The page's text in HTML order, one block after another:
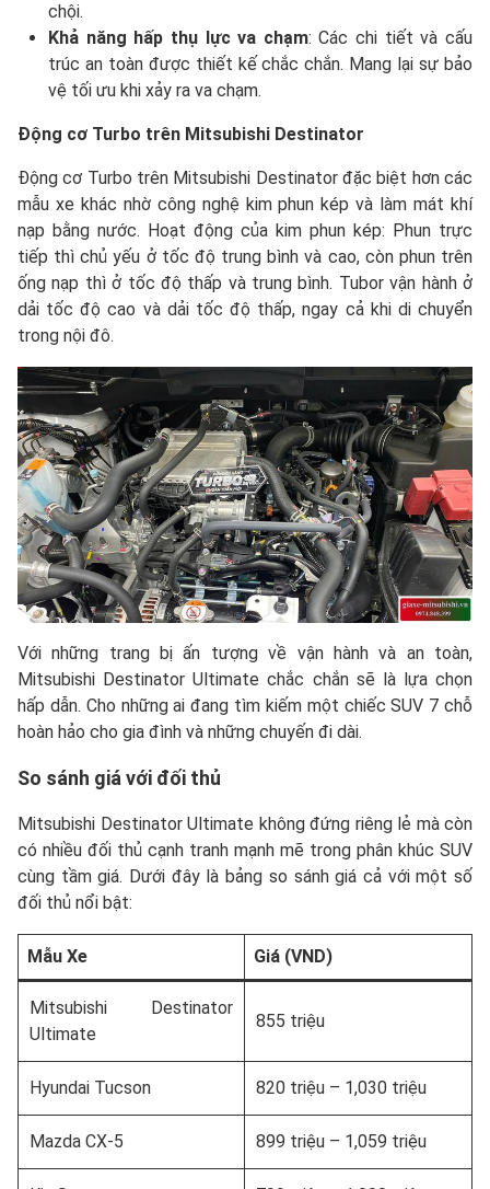
chội.
Khả năng hấp thụ lực va chạm: Các chi tiết và cấu
trúc an toàn được thiết kế chắc chắn. Mang lại sự bảo
vệ tối ưu khi xảy ra va chạm.
Động cơ Turbo trên Mitsubishi Destinator
Động cơ Turbo trên Mitsubishi Destinator đặc biệt hơn các
mẫu xe khác nhờ công nghệ kim phun kép và làm mát khí
nạp bằng nước. Hoạt động của kim phun kép: Phun trực
tiếp thì chủ yếu ở tốc độ trung bình và cao, còn phun trên
ống nạp thì ở tốc độ thấp và trung bình. Tubor vận hành ở
dải tốc độ cao và dải tốc độ thấp, ngay cả khi di chuyển
trong nội đô.
Với những trang bị ấn tượng về vận hành và an toàn,
Mitsubishi Destinator Ultimate chắc chắn sẽ là lựa chọn
hấp dẫn. Cho những ai đang tìm kiếm một chiếc SUV 7 chỗ
hoàn hảo cho gia đình và những chuyến đi dài.
So sánh giá với đối thủ
Mitsubishi Destinator Ultimate không đứng riêng lẻ mà còn
có nhiều đối thủ cạnh tranh mạnh mẽ trong phân khúc SUV
cùng tầm giá. Dưới đây là bảng so sánh giá cả với một số
đối thủ nổi bật:
Mẫu Xe Giá (VND)
Mitsubishi Destinator
Ultimate
855 triệu
Hyundai Tucson 820 triệu – 1,030 triệu
Mazda CX-5 899 triệu – 1,059 triệu